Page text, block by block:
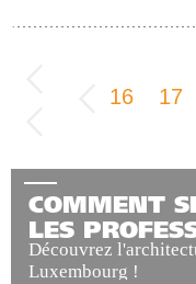
16 17
COMMENT
LES
Découvrez
Luxembourg !